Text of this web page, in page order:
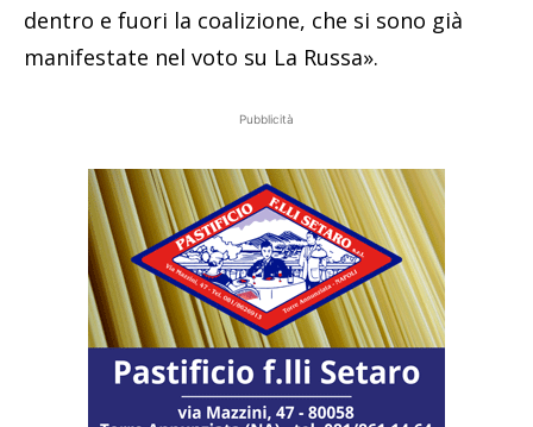
dentro e fuori la coalizione, che si sono già
manifestate nel voto su La Russa».
Pubblicità